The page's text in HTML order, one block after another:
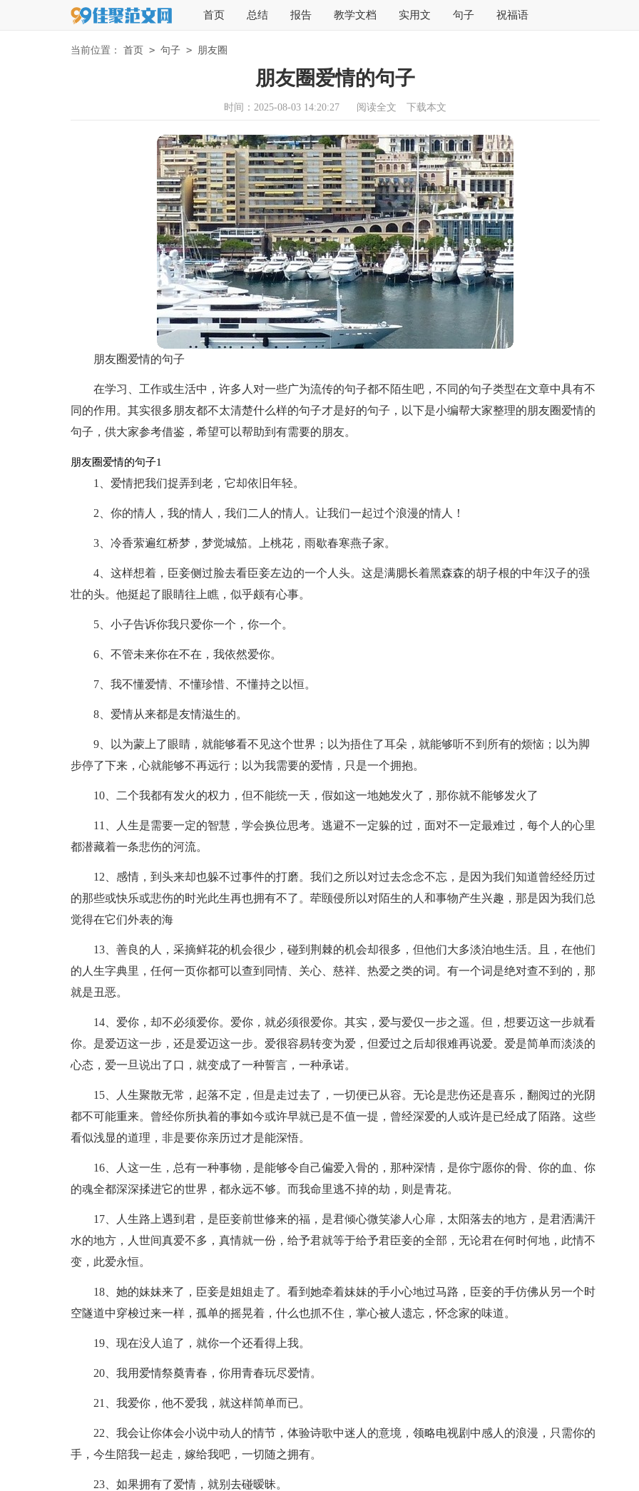
首页 总结 报告 教学文档 实用文 句子 祝福语
当前位置： 首页 > 句子 > 朋友圈
朋友圈爱情的句子
时间：2025-08-03 14:20:27 阅读全文 下载本文
朋友圈爱情的句子
在学习、工作或生活中，许多人对一些广为流传的句子都不陌生吧，不同的句子类型在文章中具有不
同的作用。其实很多朋友都不太清楚什么样的句子才是好的句子，以下是小编帮大家整理的朋友圈爱情的
句子，供大家参考借鉴，希望可以帮助到有需要的朋友。
朋友圈爱情的句子1
1、爱情把我们捉弄到老，它却依旧年轻。
2、你的情人，我的情人，我们二人的情人。让我们一起过个浪漫的情人！
3、冷香萦遍红桥梦，梦觉城笳。上桃花，雨歇春寒燕子家。
4、这样想着，臣妾侧过脸去看臣妾左边的一个人头。这是满腮长着黑森森的胡子根的中年汉子的强
壮的头。他挺起了眼睛往上瞧，似乎颇有心事。
5、小子告诉你我只爱你一个，你一个。
6、不管未来你在不在，我依然爱你。
7、我不懂爱情、不懂珍惜、不懂持之以恒。
8、爱情从来都是友情滋生的。
9、以为蒙上了眼睛，就能够看不见这个世界；以为捂住了耳朵，就能够听不到所有的烦恼；以为脚
步停了下来，心就能够不再远行；以为我需要的爱情，只是一个拥抱。
10、二个我都有发火的权力，但不能统一天，假如这一地她发火了，那你就不能够发火了
11、人生是需要一定的智慧，学会换位思考。逃避不一定躲的过，面对不一定最难过，每个人的心里
都潜藏着一条悲伤的河流。
12、感情，到头来却也躲不过事件的打磨。我们之所以对过去念念不忘，是因为我们知道曾经经历过
的那些或快乐或悲伤的时光此生再也拥有不了。荦颐侵所以对陌生的人和事物产生兴趣，那是因为我们总
觉得在它们外表的海
13、善良的人，采摘鲜花的机会很少，碰到荆棘的机会却很多，但他们大多淡泊地生活。且，在他们
的人生字典里，任何一页你都可以查到同情、关心、慈祥、热爱之类的词。有一个词是绝对查不到的，那
就是丑恶。
14、爱你，却不必须爱你。爱你，就必须很爱你。其实，爱与爱仅一步之遥。但，想要迈这一步就看
你。是爱迈这一步，还是爱迈这一步。爱很容易转变为爱，但爱过之后却很难再说爱。爱是简单而淡淡的
心态，爱一旦说出了口，就变成了一种誓言，一种承诺。
15、人生聚散无常，起落不定，但是走过去了，一切便已从容。无论是悲伤还是喜乐，翻阅过的光阴
都不可能重来。曾经你所执着的事如今或许早就已是不值一提，曾经深爱的人或许是已经成了陌路。这些
看似浅显的道理，非是要你亲历过才是能深悟。
16、人这一生，总有一种事物，是能够令自己偏爱入骨的，那种深情，是你宁愿你的骨、你的血、你
的魂全都深深揉进它的世界，都永远不够。而我命里逃不掉的劫，则是青花。
17、人生路上遇到君，是臣妾前世修来的福，是君倾心微笑渗人心扉，太阳落去的地方，是君洒满汗
水的地方，人世间真爱不多，真情就一份，给予君就等于给予君臣妾的全部，无论君在何时何地，此情不
变，此爱永恒。
18、她的妹妹来了，臣妾是姐姐走了。看到她牵着妹妹的手小心地过马路，臣妾的手仿佛从另一个时
空隧道中穿梭过来一样，孤单的摇晃着，什么也抓不住，掌心被人遗忘，怀念家的味道。
19、现在没人追了，就你一个还看得上我。
20、我用爱情祭奠青春，你用青春玩尽爱情。
21、我爱你，他不爱我，就这样简单而已。
22、我会让你体会小说中动人的情节，体验诗歌中迷人的意境，领略电视剧中感人的浪漫，只需你的
手，今生陪我一起走，嫁给我吧，一切随之拥有。
23、如果拥有了爱情，就别去碰暧昧。